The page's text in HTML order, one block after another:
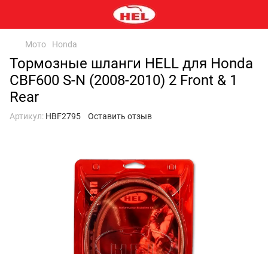
Мото Honda
Тормозные шланги HELL для Honda
CBF600 S-N (2008-2010) 2 Front & 1
Rear
Артикул: HBF2795 Оставить отзыв